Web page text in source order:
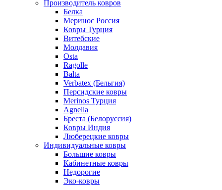
Производитель ковров
Белка
Меринос Россия
Ковры Турция
Витебские
Молдавия
Osta
Ragolle
Balta
Verbatex (Бельгия)
Персидские ковры
Merinos Турция
Agnella
Бреста (Белоруссия)
Ковры Индия
Люберецкие ковры
Индивидуальные ковры
Большие ковры
Кабинетные ковры
Недорогие
Эко-ковры